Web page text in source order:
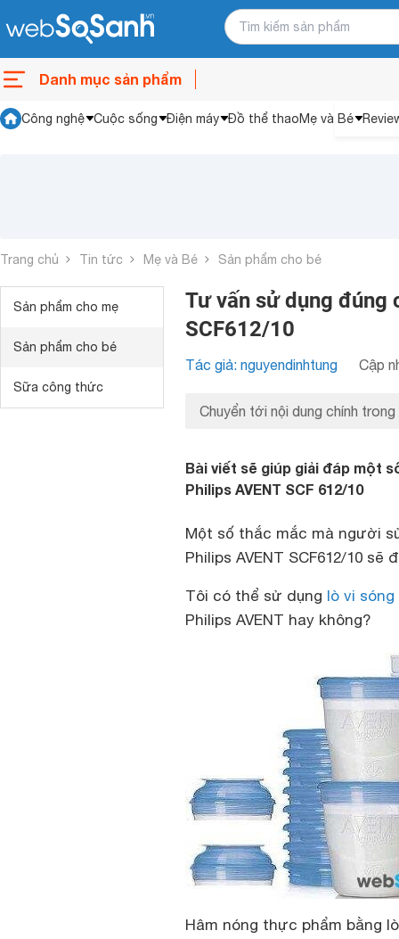
Danh mục sản phẩm
Công nghệ Cuộc sống Điện máy Đồ thể thaoMẹ và Bé
Trang chủ Tin tức Mẹ và Bé Sản phẩm cho bé
Sản phẩm cho mẹ
Sản phẩm cho bé
Sữa công thức
Tư vấn sử dụng đúng
SCF612/10
Tác giả: nguyendinhtung Cập
Chuyển tới nội dung chính trong
Bài viết sẽ giúp giải đáp một
Philips AVENT SCF 612/10
Một số thắc mắc mà người
Philips AVENT SCF612/10
Tôi có thể sử dụng lò vi sóng
Philips AVENT hay không?
Hâm nóng thực phẩm bằng